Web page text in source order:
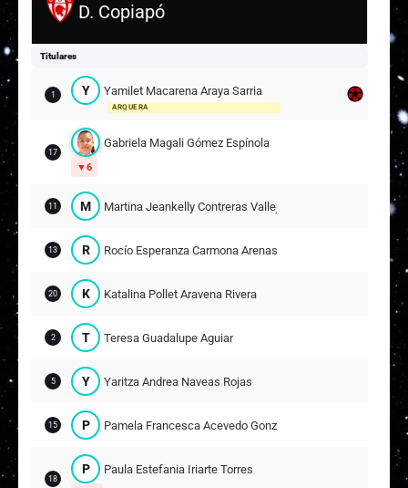
D. Copiapó
Titulares
1 Y Yamilet Macarena Araya Sarria
ARQUERA
17
Gabriela Magali Gómez Espínola
6
11 M Martina Jeankelly Contreras Vallejos
13 R Rocío Esperanza Carmona Arenas
20 K Katalina Pollet Aravena Rivera
2 T Teresa Guadalupe Aguiar
5 Y Yaritza Andrea Naveas Rojas
15 P Pamela Francesca Acevedo González
18
P Paula Estefania Iriarte Torres